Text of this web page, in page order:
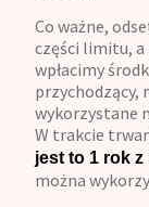
Co ważne,
części limitu, a
wpłacimy
przychodzący,
wykorzystane
W trakcie
jest to 1 rok z
można